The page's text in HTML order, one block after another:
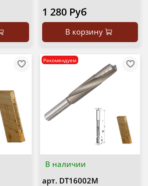
1 280 Руб
В корзину
В наличии
Рекомендуем
арт. DT16002M